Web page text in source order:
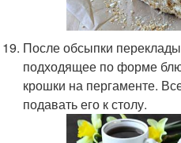
После обсыпки
подходящее по форме
крошки на пергаменте.
подавать его к столу.